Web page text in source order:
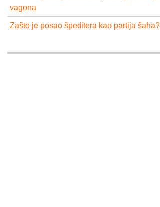
vagona
Zašto je posao špeditera kao partija šaha?